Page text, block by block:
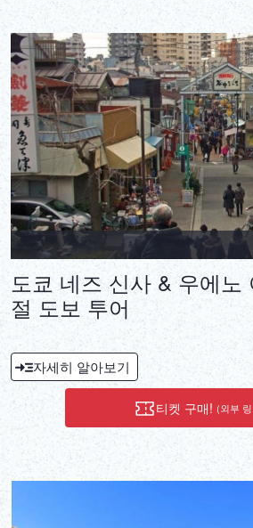
도쿄 네즈 신사 & 우에노
절 도보 투어
자세히 알아보기
티켓 구매! (외부